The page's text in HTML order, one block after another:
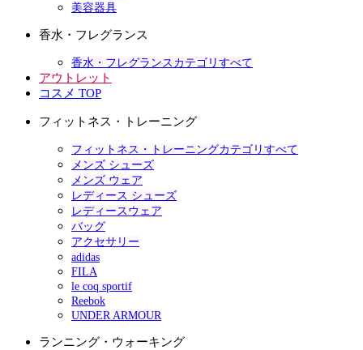
美容器具
香水・フレグランス
香水・フレグランスカテゴリすべて
アウトレット
コスメ TOP
フィットネス・トレーニング
フィットネス・トレーニングカテゴリすべて
メンズ シューズ
メンズ ウェア
レディース シューズ
レディースウェア
バッグ
アクセサリー
adidas
FILA
le coq sportif
Reebok
UNDER ARMOUR
ランニング・ウォーキング